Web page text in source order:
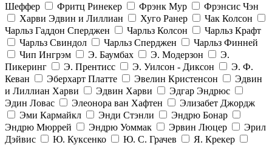
Шеффер
Фритц Ринекер Фрэнк Мур
Фрэнсис Чэн
Харви Эдвин и Лиллиан
Хуго Ранер
Чак Колсон
Чарльз Гаддон Сперджен
Чарльз Колсон
Чарльз Крафт
Чарльз Свиндол
Чарльз Сперджен
Чарльз Финней
Чип Ингрэм
Э. Баумбах Э. Модерзон
Э.
Пикеринг
Э. Прентисс Э. Уилсон - Диксон
Э. Ф.
Кеван
Эберхарт Платте Эвелин Кристенсон
Эдвин
и Лиллиан Харви
Эдвин Харви
Эдгар Эндрюс
Эдин Ловас
Элеонора ван Хафтен
Элизабет Джордж
Эми Кармайкл
Энди Стэнли
Эндрю Бонар
Эндрю Мюррей
Эндрю Уоммак Эрвин Люцер
Эрил
Дэйвис
Ю. Куксенко Ю. С. Грачев
Я. Крекер